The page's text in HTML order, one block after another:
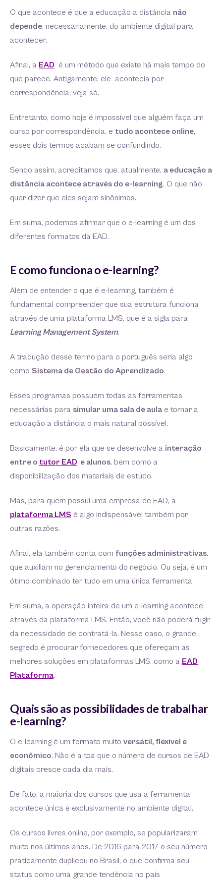
O que acontece é que a educação a distância não
depende, necessariamente, do ambiente digital para
acontecer.
Afinal, a EAD é um método que existe há mais tempo do
que parece. Antigamente, ele acontecia por
correspondência, veja só.
Entretanto, como hoje é impossível que alguém faça um
curso por correspondência, e tudo acontece online,
esses dois termos acabam se confundindo.
Sendo assim, acreditamos que, atualmente, a educação a
distância acontece através do e-learning. O que não
quer dizer que eles sejam sinônimos.
Em suma, podemos afirmar que o e-learning é um dos
diferentes formatos da EAD.
E como funciona o e-learning?
Além de entender o que é e-learning, também é
fundamental compreender que sua estrutura funciona
através de uma plataforma LMS, que é a sigla para
Learning Management System.
A tradução desse termo para o português seria algo
como Sistema de Gestão do Aprendizado.
Esses programas possuem todas as ferramentas
necessárias para simular uma sala de aula e tornar a
educação a distância o mais natural possível.
Basicamente, é por ela que se desenvolve a interação
entre o tutor EAD e alunos, bem como a
disponibilização dos materiais de estudo.
Mas, para quem possui uma empresa de EAD, a
plataforma LMS é algo indispensável também por
outras razões.
Afinal, ela também conta com funções administrativas,
que auxiliam no gerenciamento do negócio. Ou seja, é um
ótimo combinado ter tudo em uma única ferramenta.
Em suma, a operação inteira de um e-learning acontece
através da plataforma LMS. Então, você não poderá fugir
da necessidade de contratá-la. Nesse caso, o grande
segredo é procurar fornecedores que ofereçam as
melhores soluções em plataformas LMS, como a EAD
Plataforma.
Quais são as possibilidades de trabalhar
e-learning?
O e-learning é um formato muito versátil, flexível e
econômico. Não é a toa que o número de cursos de EAD
digitais cresce cada dia mais.
De fato, a maioria dos cursos que usa a ferramenta
acontece única e exclusivamente no ambiente digital.
Os cursos livres online, por exemplo, se popularizaram
muito nos últimos anos. De 2016 para 2017 o seu número
praticamente duplicou no Brasil, o que confirma seu
status como uma grande tendência no país